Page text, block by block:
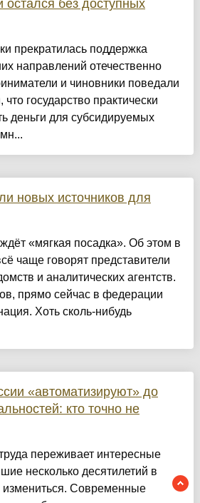
без доступных
прекратилась поддержка
направлений отечественно
и чиновники поведали
государство практически
деньги для субсидируемых
новых источников для
«мягкая посадка». Об этом в
чаще говорят представители
и аналитических агентств.
прямо сейчас в федерации
Хоть сколь-нибудь
«автоматизируют» до
кто точно не
переживает интересные
несколько десятилетий в
Современные